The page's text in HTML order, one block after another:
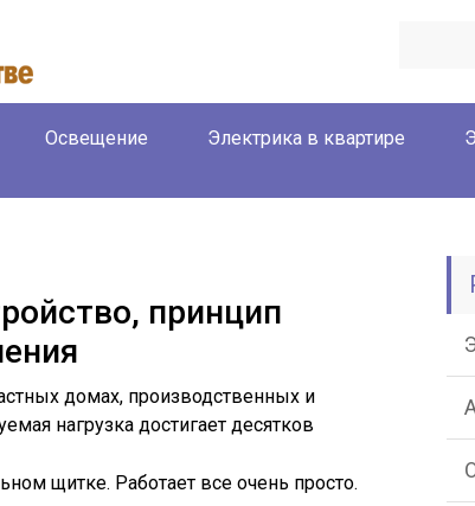
Освещение Электрика в квартире
принцип
домах, производственных и
нагрузка достигает десятков
щитке. Работает все очень просто.